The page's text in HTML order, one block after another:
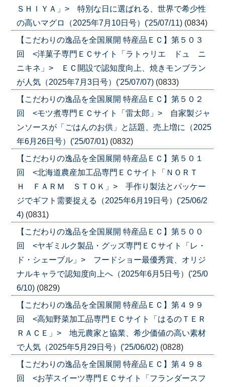
ＳＨＩＹＡ」> 特別な日に選ばれる、世界で希少性
の高いマグロ（2025年7月10日号）('25/07/11) (0834)
【こだわりの逸品を全国展開 特産品ＥＣ】第５０３
回 <洋菓子専門ＥＣサイト「ラトゥリエ ドュ ニ
ニキネ」> ＥＣ開設で認知度向上、焼きモンブラン
が人気（2025年7月3日号）('25/07/07) (0833)
【こだわりの逸品を全国展開 特産品ＥＣ】第５０２
回 <モツ煮専門ＥＣサイト「雷太郎」> 自家製ジャ
ンソースが「ごはんのお供」と話題、売上増に（2025
年6月26日号）('25/07/01) (0832)
【こだわりの逸品を全国展開 特産品ＥＣ】第５０１
回 <北海道農産加工品専門ＥＣサイト「ＮＯＲＴ
Ｈ ＦＡＲＭ ＳＴＯＫ」> 手作り製法とパッケー
ジでギフト需要捉える（2025年6月19日号）('25/06/2
4) (0831)
【こだわりの逸品を全国展開 特産品ＥＣ】第５００
回 <ヤギミルク製品・グッズ専門ＥＣサイト「レ・
ド・シェーブル」> フードショー最優秀賞、オリジ
ナルキャラで認知度向上へ（2025年6月5日号）('25/0
6/10) (0829)
【こだわりの逸品を全国展開 特産品ＥＣ】第４９９
回 <高知野菜加工品専門ＥＣサイト「はるのＴＥＲ
ＲＡＣＥ」> 地元農家と協業、希少価値の高い素材
で人気（2025年5月29日号）('25/06/02) (0828)
【こだわりの逸品を全国展開 特産品ＥＣ】第４９８
回 <お芋スイーツ専門ＥＣサイト「フランダースフ